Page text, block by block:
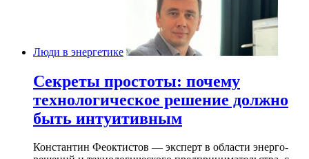
Люди в энергетике
Секреты простоты: почему
технологическое решение должно
быть интуитивным
Константин Феоктистов — эксперт в области энерго-